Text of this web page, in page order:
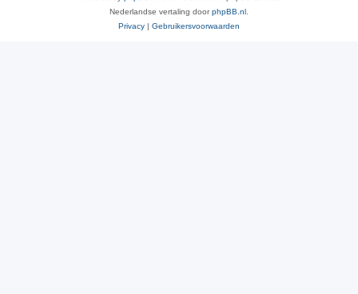
Nederlandse vertaling doorphpBB.nl
Privacy | Gebruikersvoorwaarden